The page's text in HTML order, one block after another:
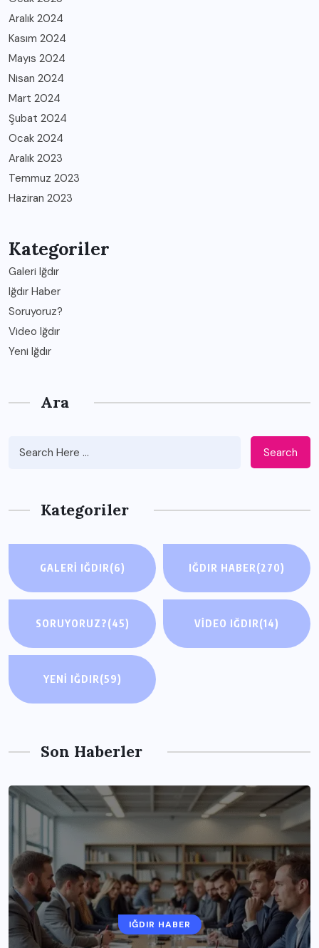
Aralık 2024
Kasım 2024
Mayıs 2024
Nisan 2024
Mart 2024
Şubat 2024
Ocak 2024
Aralık 2023
Temmuz 2023
Haziran 2023
Kategoriler
Galeri Iğdır
Iğdır Haber
Soruyoruz?
Video Iğdır
Yeni Iğdır
Ara
Search
Kategoriler
GALERI IĞDIR(6) IĞDIR HABER(270)
SORUYORUZ?(45) VIDEO IĞDIR(14)
YENI IĞDIR(59)
Son Haberler
IĞDIR HABER